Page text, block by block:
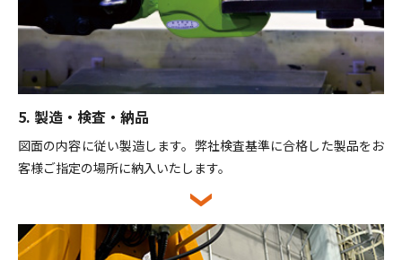
5. 製造・検査・納品
図面の内容に従い製造します。弊社検査基準に合格した製品をお
客様ご指定の場所に納入いたします。